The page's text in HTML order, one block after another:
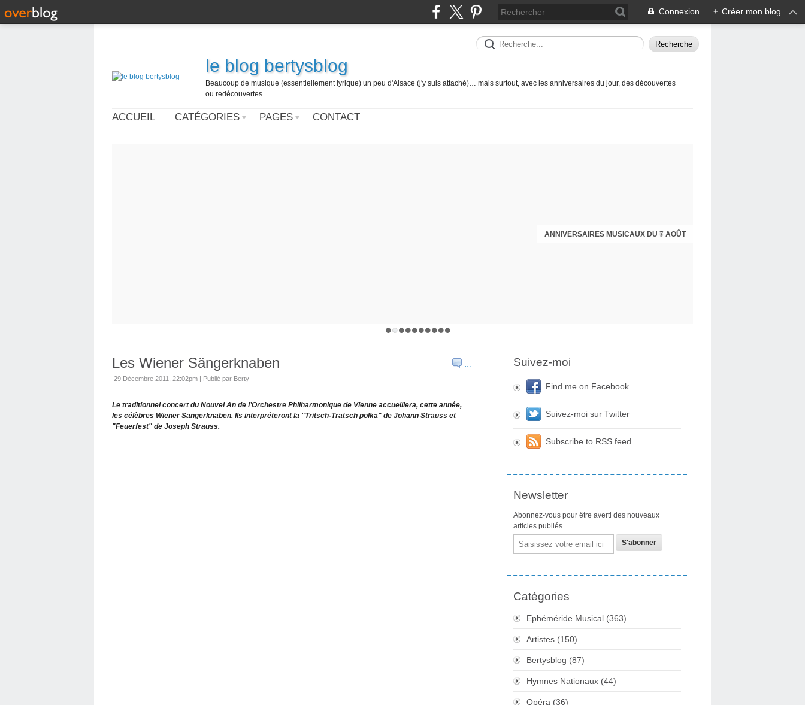
Connexion + Créer mon blog
le blog bertysblog
Beaucoup de musique (essentiellement lyrique) un peu d'Alsace (j'y suis attaché)… mais surtout, avec les anniversaires du jour, des découvertes
ou redécouvertes.
ACCUEIL CATÉGORIES PAGES CONTACT
ANNIVERSAIRES MUSICAUX DU 6 AOÛT
…
Les Wiener Sängerknaben
29 Décembre 2011, 22:02pm | Publié par Berty
Le traditionnel concert du Nouvel An de l’Orchestre Philharmonique de Vienne accueillera, cette année,
les célèbres Wiener Sängerknaben. Ils interpréteront la "Tritsch-Tratsch polka" de Johann Strauss et
"Feuerfest" de Joseph Strauss.
Suivez-moi
Find me on Facebook
Suivez-moi sur Twitter
Subscribe to RSS feed
Newsletter
Abonnez-vous pour être averti des nouveaux
articles publiés.
Email
Catégories
Ephéméride Musical (363)
Artistes (150)
Bertysblog (87)
Hymnes Nationaux (44)
Opéra (36)